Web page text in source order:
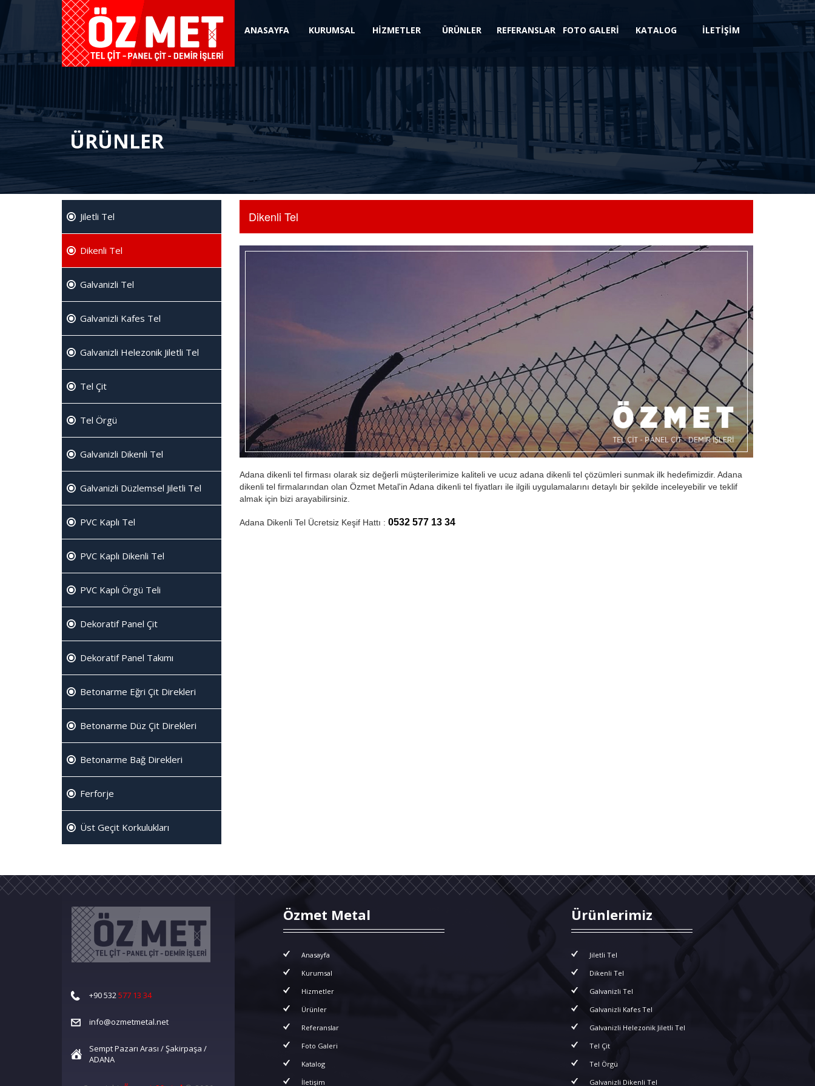
ANASAYFA KURUMSAL HİZMETLER ÜRÜNLER REFERANSLAR FOTO GALERİ KATALOG İLETİŞİM
ÜRÜNLER
Jiletli Tel
Dikenli Tel
Galvanizli Tel
Galvanizli Kafes Tel
Galvanizli Helezonik Jiletli Tel
Tel Çit
Tel Örgü
Galvanizli Dikenli Tel
Galvanizli Düzlemsel Jiletli Tel
PVC Kaplı Tel
PVC Kaplı Dikenli Tel
PVC Kaplı Örgü Teli
Dekoratif Panel Çit
Dekoratif Panel Takımı
Betonarme Eğri Çit Direkleri
Betonarme Düz Çit Direkleri
Betonarme Bağ Direkleri
Ferforje
Üst Geçit Korkulukları
Dikenli Tel
Adana dikenli tel firması olarak siz değerli müşterilerimize kaliteli ve ucuz adana dikenli tel çözümleri sunmak ilk hedefimizdir. Adana
dikenli tel firmalarından olan Özmet Metal'in Adana dikenli tel fiyatları ile ilgili uygulamalarını detaylı bir şekilde inceleyebilir ve teklif
almak için bizi arayabilirsiniz.
Adana Dikenli Tel Ücretsiz Keşif Hattı : 0532 577 13 34
+90 532577 13 34
info@ozmetmetal.net
Sempt Pazarı Arası / Şakirpaşa /
ADANA
Özmet Metal
Anasayfa
Kurumsal
Hizmetler
Ürünler
Referanslar
Foto Galeri
Katalog
İletişim
Ürünlerimiz
Jiletli Tel
Dikenli Tel
Galvanizli Tel
Galvanizli Kafes Tel
Galvanizli Helezonik Jiletli Tel
Tel Çit
Tel Örgü
Galvanizli Dikenli Tel